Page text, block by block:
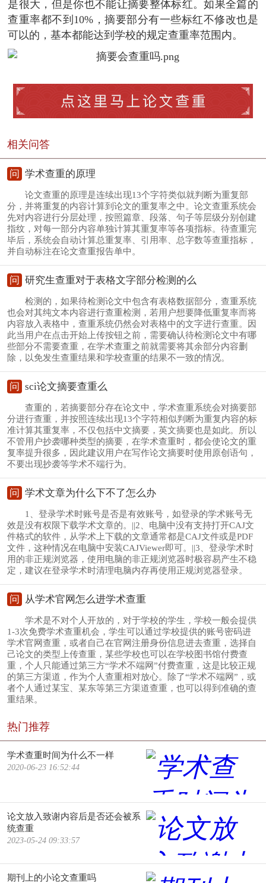
是很大，但是你也不能让摘要整体标红。如果全篇的
查重率都不到10%，摘要部分有一些标红不修改也是
可以的，基本都能达到学校的规定查重率范围内。
相关问答
问 学术查重的原理
论文查重的原理是连续出现13个字符类似就判断为重复部
分，并将重复的内容计算到论文的重复率之中。论文查重系统会
先对内容进行分层处理，按照篇章、段落、句子等层级分别创建
指纹，对每一部分内容单独计算其重复率等各项指标。待查重完
毕后，系统会自动计算总重复率、引用率、总字数等查重指标，
并自动标注在论文查重报告单中。
问 研究生查重对于表格文字部分检测的么
检测的，如果待检测论文中包含有表格数据部分，查重系统
也会对其纯文本内容进行查重检测，若用户想要降低重复率而将
内容放入表格中，查重系统仍然会对表格中的文字进行查重。因
此当用户在点击开始上传按钮之前，需要确认待检测论文中有哪
些部分不需要查重，在学术查重之前就需要将其余部分内容删
除，以免发生查重结果和学校查重的结果不一致的情况。
问 sci论文摘要查重么
查重的，若摘要部分存在论文中，学术查重系统会对摘要部
分进行查重，并按照连续出现13个字符相似判断为重复内容的标
准计算其重复率，不仅包括中文摘要，英文摘要也是如此。所以
不管用户抄袭哪种类型的摘要，在学术查重时，都会使论文的重
复率提升很多，因此建议用户在写作论文摘要时使用原创语句，
不要出现抄袭等学术不端行为。
问 学术文章为什么下不了怎么办
1、登录学术时账号是否是有效账号，如登录的学术账号无
效是没有权限下载学术文章的。||2、电脑中没有支持打开CAJ文
件格式的软件，从学术上下载的文章通常都是CAJ文件或是PDF
文件，这种情况在电脑中安装CAJViewer即可。||3、登录学术时
用的非正规浏览器，使用电脑的非正规浏览器时极容易产生不稳
定，建议在登录学术时清理电脑内存再使用正规浏览器登录。
问 从学术官网怎么进学术查重
学术是不对个人开放的，对于学校的学生，学校一般会提供
1-3次免费学术查重机会，学生可以通过学校提供的账号密码进
学术官网查重，或者自己在官网注册身份信息进去查重，选择自
己论文的类型上传查重，某些学校也可以在学校图书馆付费查
重，个人只能通过第三方“学术不端网”付费查重，这是比较正规
的第三方渠道，作为个人查重相对放心。除了“学术不端网”，或
者个人通过某宝、某东等第三方渠道查重，也可以得到准确的查
重结果。
热门推荐
学术查重时间为什么不一样
2020-06-23 16:52:44
论文放入致谢内容后是否还会被系
统查重
2023-05-24 09:33:57
期刊上的小论文查重吗